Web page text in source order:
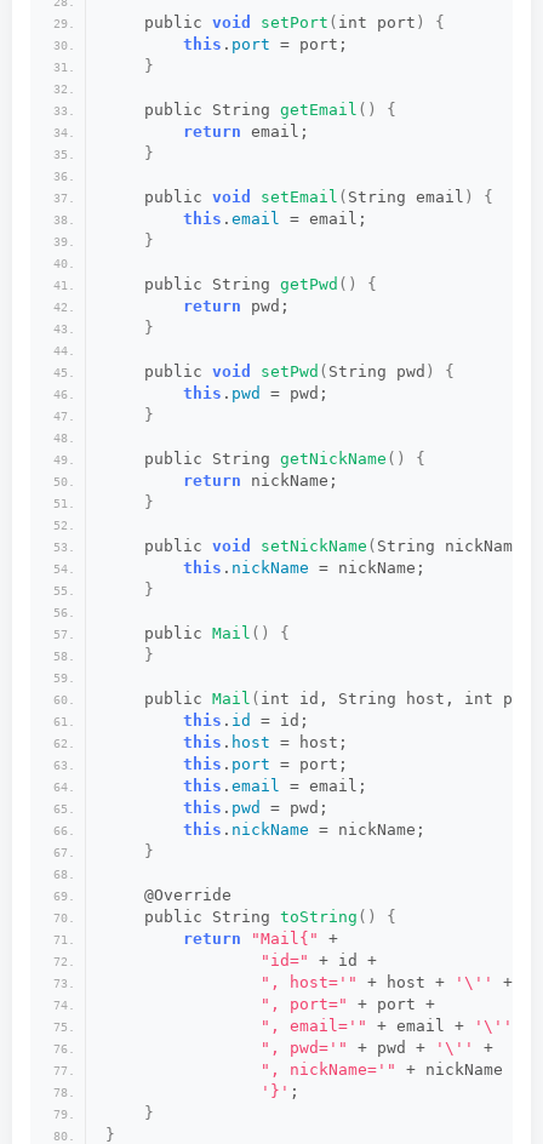
    public
void setPort ( int port )
{
this . port = port;
}
    public String
getEmail ()
{
return email;
}
    public
void setEmail ( String email )
{
this . email = email;
}
    public String
getPwd ()
{
return pwd;
}
    public
void setPwd ( String pwd )
{
this . pwd
= pwd;
}
    public String
getNickName ()
{
return nickName;
}
    public
void setNickName ( String nickName
this . nickName = nickName;
}
    public
Mail ()
{
}
    public
Mail ( int id, String host, int port,
this . id
= id;
this . host = host;
this . port = port;
this . email = email;
this . pwd
= pwd;
this . nickName = nickName;
}
    @Override
    public String
toString ()
{
return
"Mail{"
+
"id="
+ id +
", host='"
+ host + '\''
+
", port="
+ port +
", email='"
+ email + '\''
", pwd='"
+ pwd + '\''
+
", nickName='"
+ nickName +
'}' ;
}
}